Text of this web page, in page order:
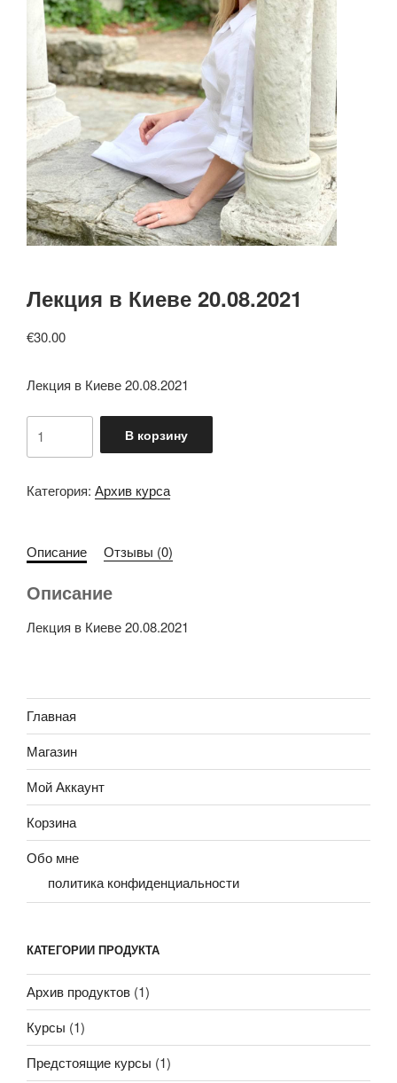
Лекция в Киеве 20.08.2021
€30.00
Лекция в Киеве 20.08.2021
товара
в
В корзину
Категория: Архив курса
Описание Отзывы (0)
Описание
Лекция в Киеве 20.08.2021
Главная
Магазин
Мой Аккаунт
Корзина
Обо мне
политика конфиденциальности
КАТЕГОРИИ ПРОДУКТА
Архив продуктов (1)
Курсы (1)
Предстоящие курсы (1)